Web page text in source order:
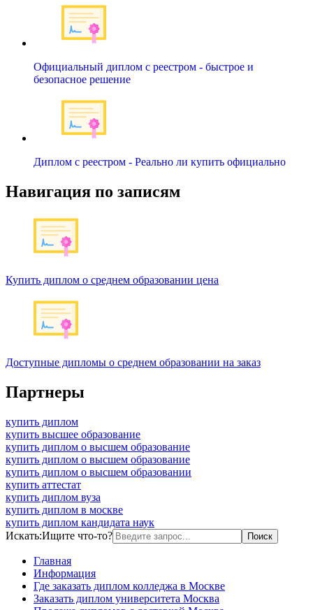
Официальный диплом с реестром - быстрое и
безопасное решение
Диплом с реестром - Реально ли купить официально
Навигация по записям
Купить диплом о среднем образовании цена
Доступные дипломы о среднем образовании на заказ
Партнеры
купить диплом
купить высшее образование
купить диплом о высшем образование
купить диплом о высшем образование
купить диплом о высшем образовании
купить аттестат
купить диплом вуза
купить диплом в москве
купить диплом кандидата наук
Искать:Ищите что-то?
Главная
Информация
Где заказать диплом колледжа в Москве
Заказать диплом университета Москва